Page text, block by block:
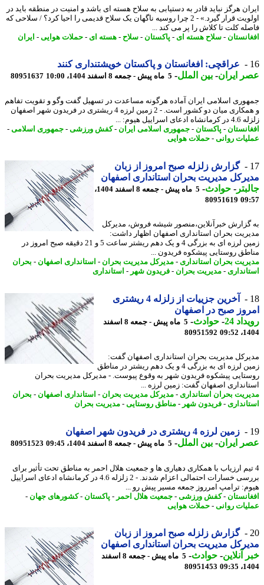
هرگز نباید قادر به دستیابی به سلاح هسته ای باشد و امنیت در منطقه باید در
اولویت قرار گیرد.» - 2 چرا روسیه ناگهان یک سلاح قدیمی را احیا کرد؟ / سلاحی که
کلت تا کلاش را پر می کند ...
-سلاح هسته ای- پاکستان-سلاح-هسته ای- حملات هوایی- ایران
عراقچی: افغانستان و پاکستان خویشتنداری کنند
ایران- بین الملل-5 ماه پیش - جمعه 8 اسفند 1404، 10:00 80951637
اسلامی ایران آماده هرگونه مساعدت در تسهیل گفت وگو و تقویت تفاهم
و همکاری میان دو کشور است. - 2 زمین لرزه 4 ریشتری در فریدون شهر اصفهان
هیوم: ...
-پاکستان-جمهوری اسلامی ایران - کفش ورزشی -جمهوری اسلامی-
روانی- حملات هوایی
گزارش زلزله صبح امروز از زبان
مدیریت بحران استانداری اصفهان
-حوادث -
5 ماه پیش - جمعه 8 اسفند 1404،
80951619
خبرآنلاین،منصور شیشه فروش، مدیرکل
بحران استانداری اصفهان اظهار داشت:
زمین لرزه ای به بزرگی 4 و یک دهم ریشتر ساعت 5 و 21 دقیقه صبح امروز در
روستایی پیشکوه فریدون ...
بحران استانداری- مدیرکل مدیریت بحران- استانداری اصفهان-بحران
- مدیریت بحران- فریدون شهر -استانداری
آخرین جزییات از زلزله 4 ریشتری
صبح در اصفهان
24
-حوادث -
5 ماه پیش - جمعه 8 اسفند
80951592
مدیریت بحران استانداری اصفهان گفت:
زمین لرزه ای به بزرگی 4 و یک دهم ریشتر در مناطق
پیشکوه فریدون شهر به وقوع پیوست. - مدیرکل مدیریت بحران
اصفهان گفت: زمین لرزه ...
بحران استانداری- مدیرکل مدیریت بحران- استانداری اصفهان-بحران
- فریدون شهر -مناطق روستایی-مدیریت بحران
زمین لرزه 4 ریشتری در فریدون شهر اصفهان
ایران- بین الملل-5 ماه پیش - جمعه 8 اسفند 1404، 09:45 80951523
ارزیاب با همکاری دهیاری ها و جمعیت هلال احمر به مناطق تحت تأثیر برای
بررسی خسارات احتمالی اعزام شدند. - 2 زلزله 4.6 در کرمانشاه ادعای اسراییل
ترامپ امرروز جمعه مسیر پیش رو ...
-کفش ورزشی -جمعیت هلال احمر -پاکستان-کشورهای جهان-
روانی- حملات هوایی
گزارش زلزله صبح امروز از زبان
مدیریت بحران استانداری اصفهان
آنلاین-حوادث -
5 ماه پیش - جمعه 8 اسفند
80951453